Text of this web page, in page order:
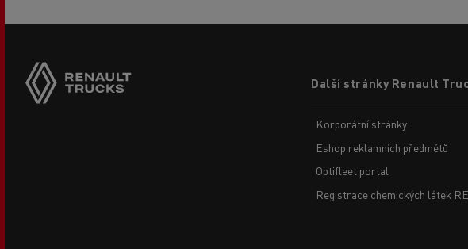
menuDalší stránky Renault
Korporátní stránky
Eshop reklamních předmětů
Optifleet portal
Registrace chemických látek